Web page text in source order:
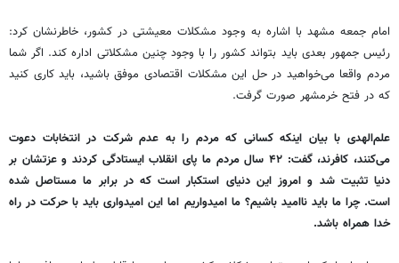
امام جمعه مشهد با اشاره به وجود مشکلات معیشتی در کشور، خاطرنشان کرد:
رئیس جمهور بعدی باید بتواند کشور را با وجود چنین مشکلاتی اداره کند. اگر شما
مردم واقعا می‌خواهید در حل این مشکلات اقتصادی موفق باشید، باید کاری کنید
که در فتح خرمشهر صورت گرفت.
علم‌الهدی با بیان اینکه کسانی که مردم را به عدم شرکت در انتخابات دعوت
می‌کنند، کافرند، گفت: ۴۲ سال مردم ما پای انقلاب ایستادگی کردند و عزتشان بر
دنیا تثبیت شد و امروز این دنیای استکبار است که در برابر ما مستاصل شده
است. چرا ما باید ناامید باشیم؟ ما امیدواریم اما این امیدواری باید با حرکت در راه
خدا همراه باشد.